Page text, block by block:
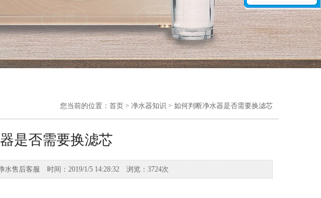
您当前的位置：首页 > 净水器知识 > 如何判断净水器是否需要换滤芯
是否需要换滤芯
水售后客服 时间：2019/1/5 14:28:32 浏览：3724次